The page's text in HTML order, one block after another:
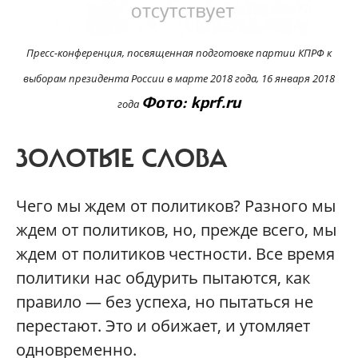
Пресс-конференция, посвященная подготовке партии КПРФ к
выборам президента России в марте 2018 года, 16 января 2018
года Фото: kprf.ru
ЗОЛОТЫЕ СЛОВА
Чего мы ждем от политиков? Разного мы
ждем от политиков, но, прежде всего, мы
ждем от политиков честности. Все время
политики нас обдурить пытаются, как
правило — без успеха, но пытаться не
перестают. Это и обижает, и утомляет
одновременно.